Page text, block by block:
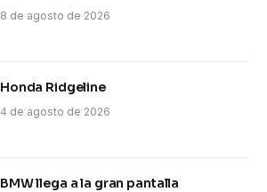
8 de agosto de 2026
Honda Ridgeline
4 de agosto de 2026
BMW llega a la gran pantalla